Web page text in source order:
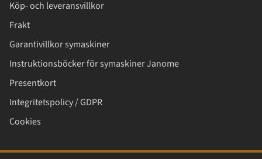
Köp- och leveransvillkor
Frakt
Garantivillkor symaskiner
Instruktionsböcker för symaskiner Janome
Presentkort
Integritetspolicy / GDPR
Cookies